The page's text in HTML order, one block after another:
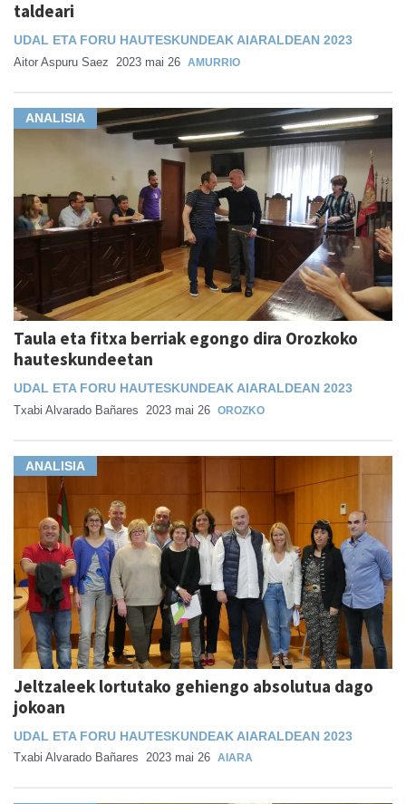
taldeari
UDAL ETA FORU HAUTESKUNDEAK AIARALDEAN 2023
Aitor Aspuru Saez 2023 mai 26 AMURRIO
ANALISIA
Taula eta fitxa berriak egongo dira Orozkoko
hauteskundeetan
UDAL ETA FORU HAUTESKUNDEAK AIARALDEAN 2023
Txabi Alvarado Bañares 2023 mai 26 OROZKO
ANALISIA
Jeltzaleek lortutako gehiengo absolutua dago
jokoan
UDAL ETA FORU HAUTESKUNDEAK AIARALDEAN 2023
Txabi Alvarado Bañares 2023 mai 26 AIARA